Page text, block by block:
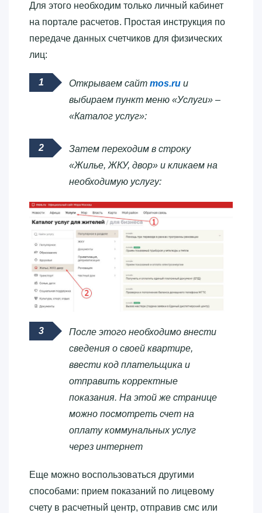
Для этого необходим только личный кабинет
на портале расчетов. Простая инструкция по
передаче данных счетчиков для физических
лиц:
Открываем сайт mos.ru и
выбираем пункт меню «Услуги» –
«Каталог услуг»:
Затем переходим в строку
«Жилье, ЖКУ, двор» и кликаем на
необходимую услугу:
После этого необходимо внести
сведения о своей квартире,
ввести код плательщика и
отправить корректные
показания. На этой же странице
можно посмотреть счет на
оплату коммунальных услуг
через интернет
Еще можно воспользоваться другими
способами: прием показаний по лицевому
счету в расчетный центр, отправив смс или